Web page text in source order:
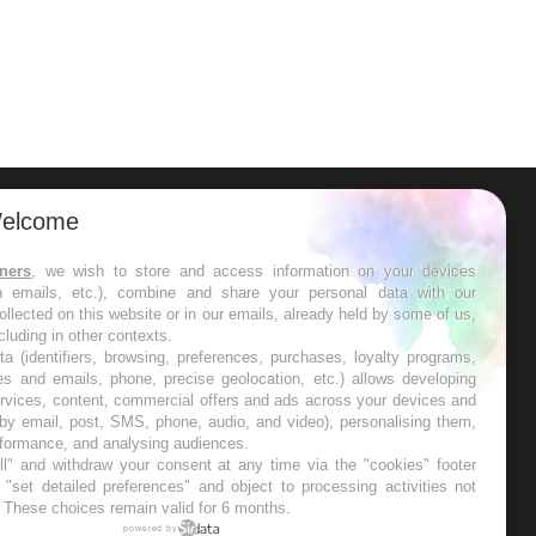
les semaines les meilleures
, we wish to store and access information on your devices
emails, etc.), combine and share your personal data with our
on this website or in our emails, already held by some of us,
in other contexts.
(identifiers, browsing, preferences, purchases, loyalty programs,
and emails, phone, precise geolocation, etc.) allows developing
content, commercial offers and ads across your devices and
email, post, SMS, phone, audio, and video), personalising them,
and analysing audiences.
and withdraw your consent at any time via the "cookies" footer
detailed preferences" and object to processing activities not
choices remain valid for 6 months.
powered by